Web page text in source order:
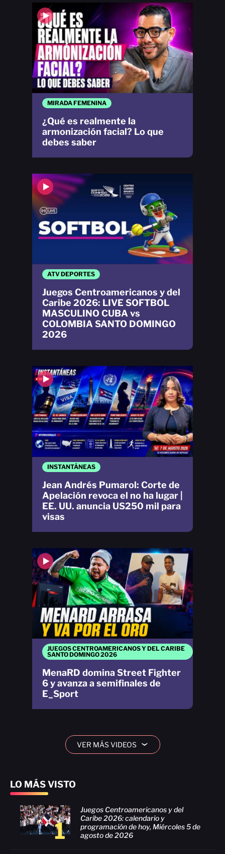
LO MÁS VISTO
1
Juegos Centroamericanos y del
Caribe 2026: calendario y
programación de hoy, Miércoles 5 de
agosto de 2026
MIRADA FEMENINA
¿Qué es realmente la
armonización facial? Lo que
debes saber
JUEGOS CENTROAMERICANOS Y DEL CARIBE
SANTO DOMINGO 2026
MenaRD domina Street Fighter
6 y avanza a semifinales de
E_Sport
INSTANTÁNEAS
Jean Andrés Pumarol: Corte de
Apelación revoca el no ha lugar |
EE. UU. anuncia US250 mil para
visas
ATV DEPORTES
Juegos Centroamericanos y del
Caribe 2026: LIVE SOFTBOL
MASCULINO CUBA vs
COLOMBIA SANTO DOMINGO
2026
VER MÁS VIDEOS ›